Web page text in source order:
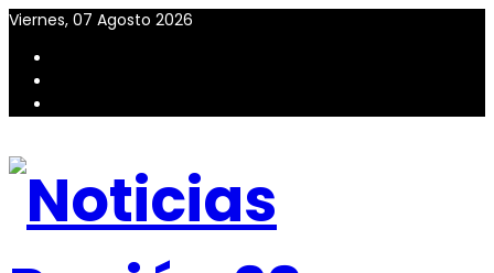
Viernes, 07 Agosto 2026